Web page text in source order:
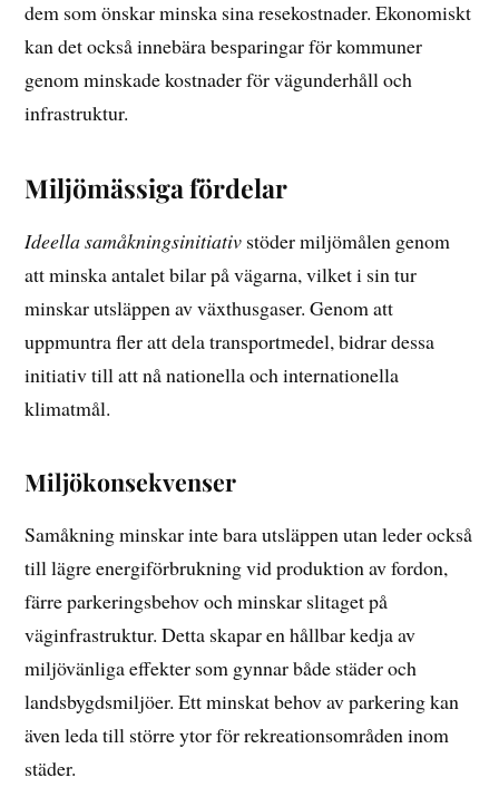
dem som önskar minska sina resekostnader. Ekonomiskt
kan det också innebära besparingar för kommuner
genom minskade kostnader för vägunderhåll och
infrastruktur.
Miljömässiga fördelar
Ideella samåkningsinitiativ stöder miljömålen genom
att minska antalet bilar på vägarna, vilket i sin tur
minskar utsläppen av växthusgaser. Genom att
uppmuntra fler att dela transportmedel, bidrar dessa
initiativ till att nå nationella och internationella
klimatmål.
Miljökonsekvenser
Samåkning minskar inte bara utsläppen utan leder också
till lägre energiförbrukning vid produktion av fordon,
färre parkeringsbehov och minskar slitaget på
väginfrastruktur. Detta skapar en hållbar kedja av
miljövänliga effekter som gynnar både städer och
landsbygdsmiljöer. Ett minskat behov av parkering kan
även leda till större ytor för rekreationsområden inom
städer.